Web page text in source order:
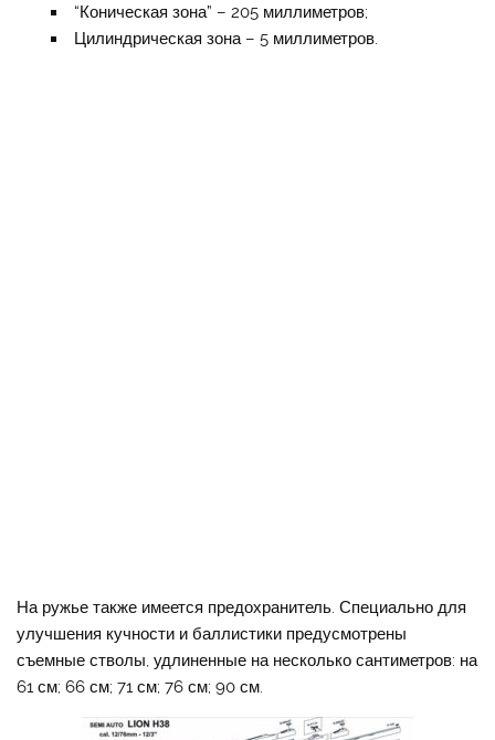
“Коническая зона” – 205 миллиметров;
Цилиндрическая зона – 5 миллиметров.
На ружье также имеется предохранитель. Специально для
улучшения кучности и баллистики предусмотрены
съемные стволы, удлиненные на несколько сантиметров: на
61 см; 66 см; 71 см; 76 см; 90 см.